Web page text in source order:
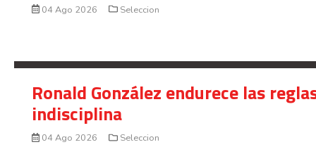
04 Ago 2026 Seleccion
Ronald González endurece las
indisciplina
04 Ago 2026 Seleccion